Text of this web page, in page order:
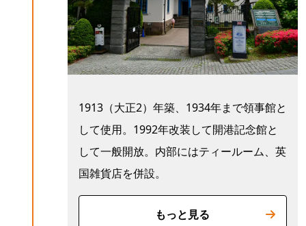
1913（大正2）年築、1934年まで領事館と
して使用。1992年改装して開港記念館と
して一般開放。内部にはティールーム、英
国雑貨店を併設。
もっと見る